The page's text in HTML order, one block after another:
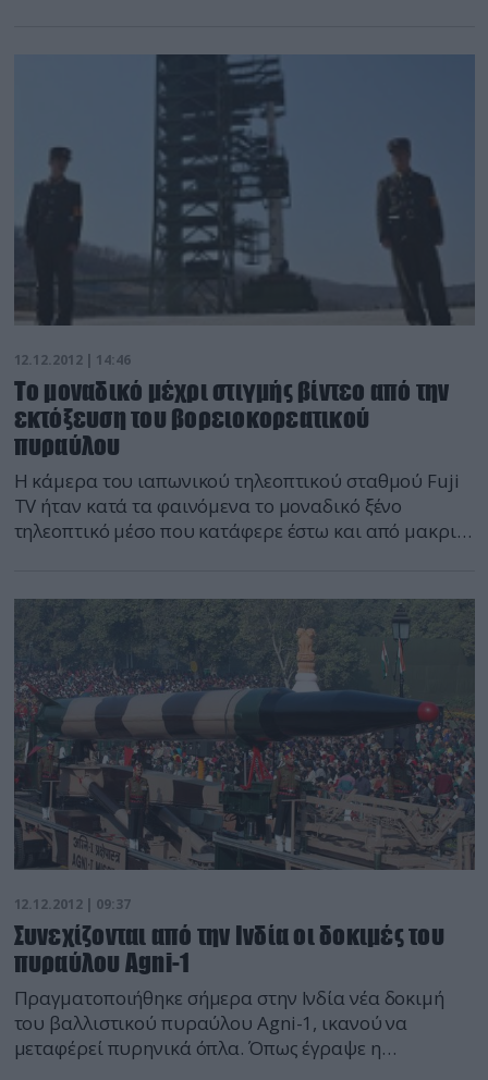
παρακολουθεί τον εναέριο χώρο των ΗΠΑ και του
Καναδά, καθώς και τις ενδεχόμενες διαστημικές
απειλές, ανέφερε ότι η εκτόξευση έγινε αντιληπτή
στις 02.49 ώρα Ελλάδας και […]
12.12.2012 | 14:46
Το μοναδικό μέχρι στιγμής βίντεο από την
εκτόξευση του βορειοκορεατικού
πυραύλου
Η κάμερα του ιαπωνικού τηλεοπτικού σταθμού Fuji
TV ήταν κατά τα φαινόμενα το μοναδικό ξένο
τηλεοπτικό μέσο που κατάφερε έστω και από μακριά
Στο βίντεο φαίνεται έστω και όχι πολύ καθαρά ένα
μέρος της πορείας του πυραύλου πριν αυτός χαθεί
από […]
12.12.2012 | 09:37
Συνεχίζονται από την Ινδία οι δοκιμές του
πυραύλου Agni-1
Πραγματοποιήθηκε σήμερα στην Ινδία νέα δοκιμή
του βαλλιστικού πυραύλου Agni-1, ικανού να
μεταφέρεί πυρηνικά όπλα. Όπως έγραψε η